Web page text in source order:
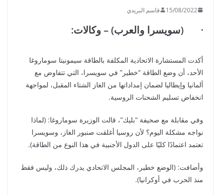
15/08/2022 قاسم البريدي
· (سويسرا والعرب) – وكالات:
أكدت المستشارة الاتحادية المكلفة بالطاقة سيمونيتا سوماروغا
الأحد، أن وضع الطاقة “خطير” في سويسرا، التي تتفاوض مع
ألمانيا وإيطاليا لضمان إمداداتها من الغاز الشتاء المقبل، لمواجهة
انخفاض تسليم الشحنات الروسية.
وفي مقابلة مع صحيفة “بليك”، قالت الوزيرة سوماروغا: (لماذا
نواجه مشكلة اليوم؟ لأن روسيا أغلقت صنبور الغاز، وسويسرا
تعتمد اعتمادًا كليًا على الدول الأجنبية في هذا النوع من الطاقة).
وأضافت: (الوضع خطير، المجلس الاتحادي يدرك ذلك، وليس فقط
منذ الحرب في أوكرانيا).